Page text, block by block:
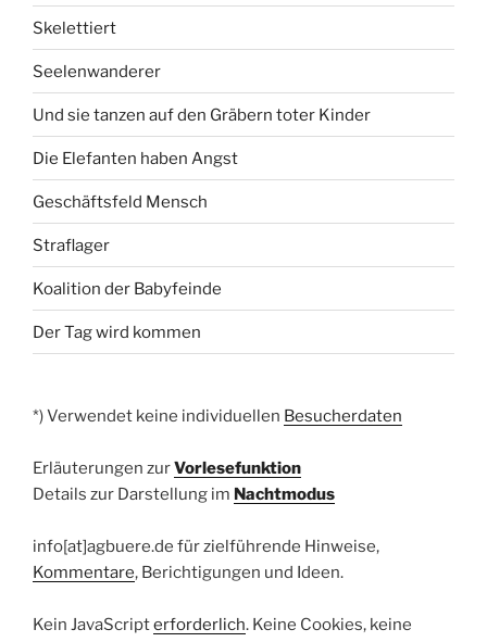
Skelettiert
Seelenwanderer
Und sie tanzen auf den Gräbern toter Kinder
Die Elefanten haben Angst
Geschäftsfeld Mensch
Straflager
Koalition der Babyfeinde
Der Tag wird kommen
*) Verwendet keine individuellen Besucherdaten
Erläuterungen zurVorlesefunktion
Details zur Darstellung im Nachtmodus
info[at]agbuere.de für zielführende Hinweise,
Kommentare, Berichtigungen und Ideen.
Kein JavaScripterforderlich. Keine Cookies, keine